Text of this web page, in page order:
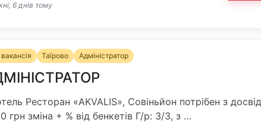
6 днів тому
Таїрово Адміністратор
Ресторан «AKVALIS», Совіньйон потрібен з
грн зміна + % від бенкетів Г/р: 3/3, з …